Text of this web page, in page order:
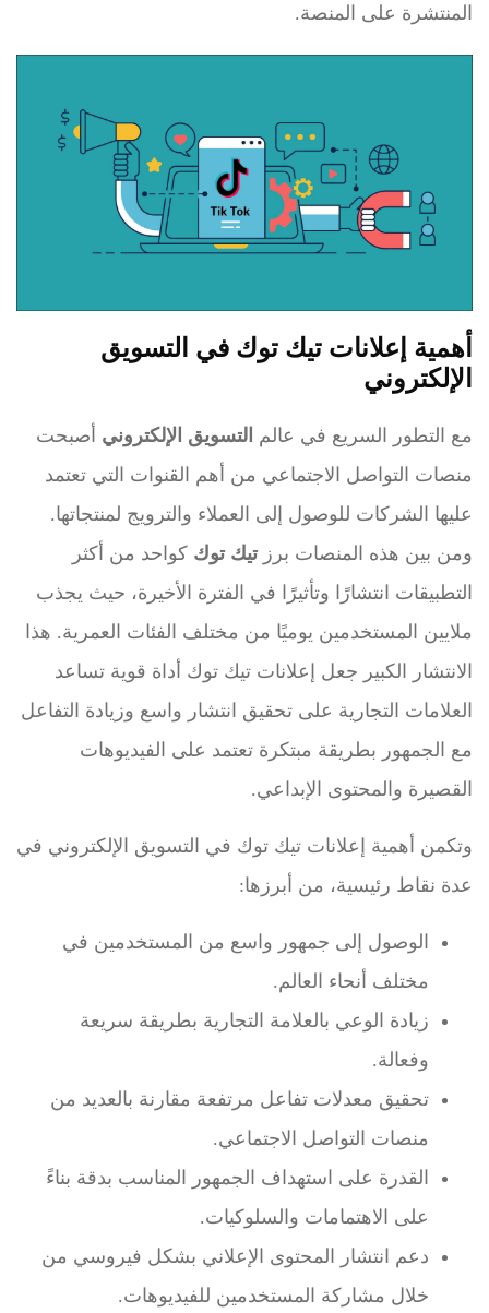
المنتشرة على المنصة.
أهمية إعلانات تيك توك في التسويق
الإلكتروني
مع التطور السريع في عالم التسويق الإلكتروني أصبحت
منصات التواصل الاجتماعي من أهم القنوات التي تعتمد
عليها الشركات للوصول إلى العملاء والترويج لمنتجاتها.
ومن بين هذه المنصات برز تيك توك كواحد من أكثر
التطبيقات انتشارًا وتأثيرًا في الفترة الأخيرة، حيث يجذب
ملايين المستخدمين يوميًا من مختلف الفئات العمرية. هذا
الانتشار الكبير جعل إعلانات تيك توك أداة قوية تساعد
العلامات التجارية على تحقيق انتشار واسع وزيادة التفاعل
مع الجمهور بطريقة مبتكرة تعتمد على الفيديوهات
القصيرة والمحتوى الإبداعي.
وتكمن أهمية إعلانات تيك توك في التسويق الإلكتروني في
عدة نقاط رئيسية، من أبرزها:
الوصول إلى جمهور واسع من المستخدمين في
مختلف أنحاء العالم.
زيادة الوعي بالعلامة التجارية بطريقة سريعة
وفعالة.
تحقيق معدلات تفاعل مرتفعة مقارنة بالعديد من
منصات التواصل الاجتماعي.
القدرة على استهداف الجمهور المناسب بدقة بناءً
على الاهتمامات والسلوكيات.
دعم انتشار المحتوى الإعلاني بشكل فيروسي من
خلال مشاركة المستخدمين للفيديوهات.